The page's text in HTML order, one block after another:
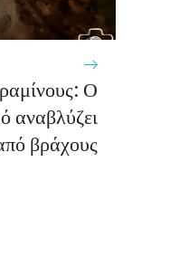
Ο
αναβλύζει
βράχους